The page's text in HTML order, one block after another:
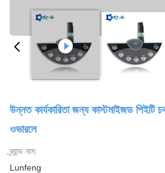
উন্নত কার্যকারিতা জন্য কাস্টমাইজড পিইটি
ওভারলে
ব্র্যান্ড নাম:
Lunfeng